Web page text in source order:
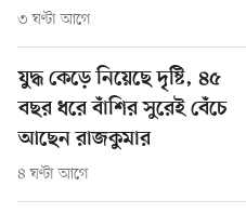
৩ ঘণ্টা আগে
যুদ্ধ কেড়ে নিয়েছে দৃষ্টি, ৪৫
বছর ধরে বাঁশির সুরেই বেঁচে
আছেন রাজকুমার
৪ ঘণ্টা আগে